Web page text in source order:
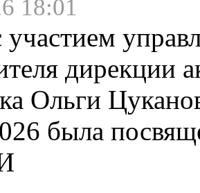
18:01
участием
дирекции
Ольги
была